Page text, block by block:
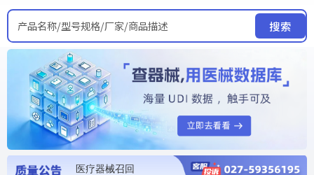
产品名称/型号规格/厂家/商品描述 搜索
医疗器械召回